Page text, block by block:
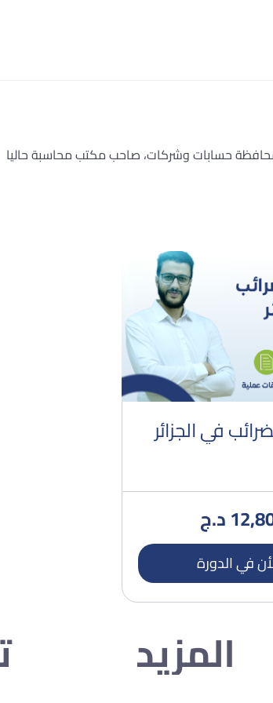
حسابات وشركات، صاحب مكتب محاسبة حاليا
في الجزائر
د.ج
في الدورة
المزيد